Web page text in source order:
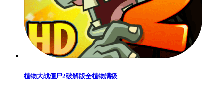
植物大战僵尸2破解版全植物满级